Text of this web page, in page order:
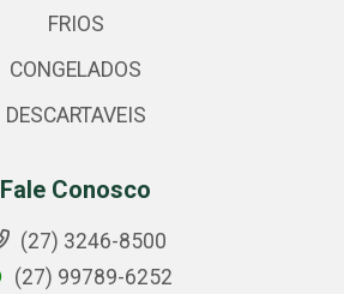
FRIOS
CONGELADOS
DESCARTAVEIS
Fale Conosco
(27) 3246-8500
(27) 99789-6252